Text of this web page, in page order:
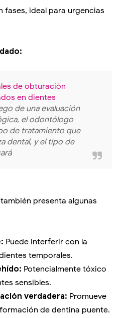
fases, ideal para urgencias
de obturación
en dientes
de una evaluación
el odontólogo
de tratamiento que
dental, y el tipo de
presenta algunas
Puede interferir con la
temporales.
Potencialmente tóxico
sensibles.
verdadera: Promueve
de dentina puente.